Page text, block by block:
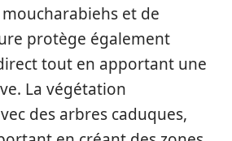
et de
protège également
tout en apportant une
La végétation
des arbres caduques,